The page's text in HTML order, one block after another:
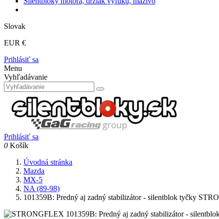
Slovak
EUR €
Prihlásiť sa
Menu
Vyhľadávanie
Prihlásiť sa
0 Košík
Úvodná stránka
Mazda
MX-5
NA (89-98)
101359B: Predný aj zadný stabilizátor - silentblok tyčky